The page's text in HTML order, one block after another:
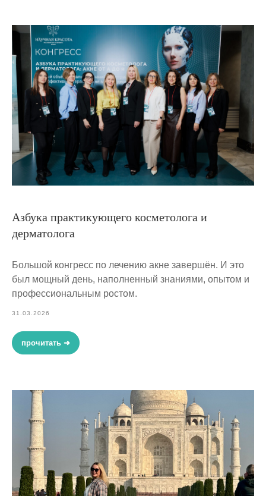
Азбука практикующего косметолога и
дерматолога
Большой конгресс по лечению акне завершён. И это
был мощный день, наполненный знаниями, опытом и
профессиональным ростом.
31.03.2026
прочитать ➜